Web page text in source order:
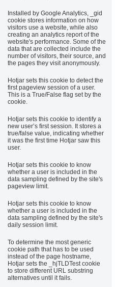
Installed by Google Analytics, _gid
cookie stores information on how
visitors use a website, while also
creating an analytics report of the
website's performance. Some of the
data that are collected include the
number of visitors, their source, and
the pages they visit anonymously.
Hotjar sets this cookie to detect the
first pageview session of a user.
This is a True/False flag set by the
cookie.
Hotjar sets this cookie to identify a
new user’s first session. It stores a
true/false value, indicating whether
it was the first time Hotjar saw this
user.
Hotjar sets this cookie to know
whether a user is included in the
data sampling defined by the site's
pageview limit.
Hotjar sets this cookie to know
whether a user is included in the
data sampling defined by the site's
daily session limit.
To determine the most generic
cookie path that has to be used
instead of the page hostname,
Hotjar sets the _hjTLDTest cookie
to store different URL substring
alternatives until it fails.